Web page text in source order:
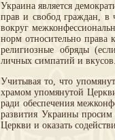
Украина является
прав и свобод граждан, в
вокруг
норм относительно права
религиозные обряды
личных симпатий и вкусов.
Учитывая то, что
храмом упомянутой
ради обеспечения
развития Украины просим
Церкви и оказать